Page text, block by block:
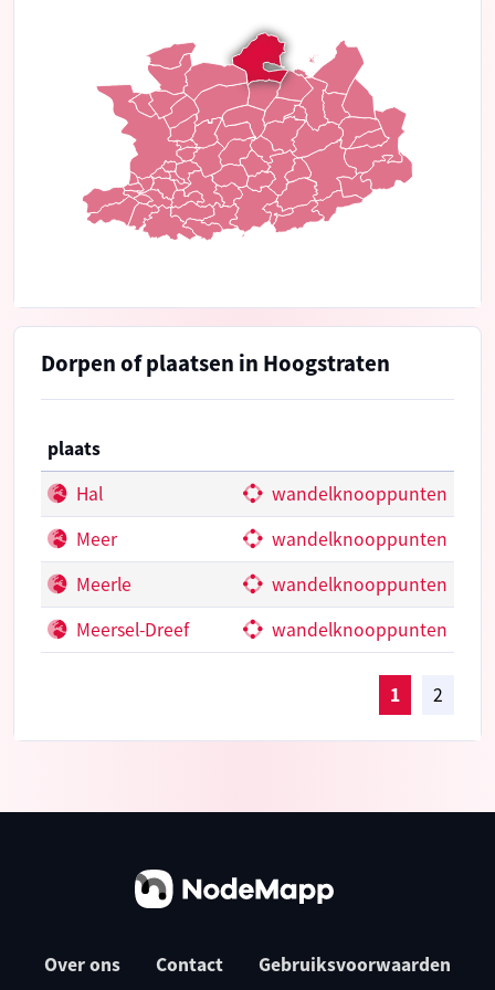
Dorpen of plaatsen in Hoogstraten
plaats
Hal
wandelknooppunten
Meer
wandelknooppunten
Meerle
wandelknooppunten
Meersel-Dreef
wandelknooppunten
1 2
Over ons Contact Gebruiksvoorwaarden